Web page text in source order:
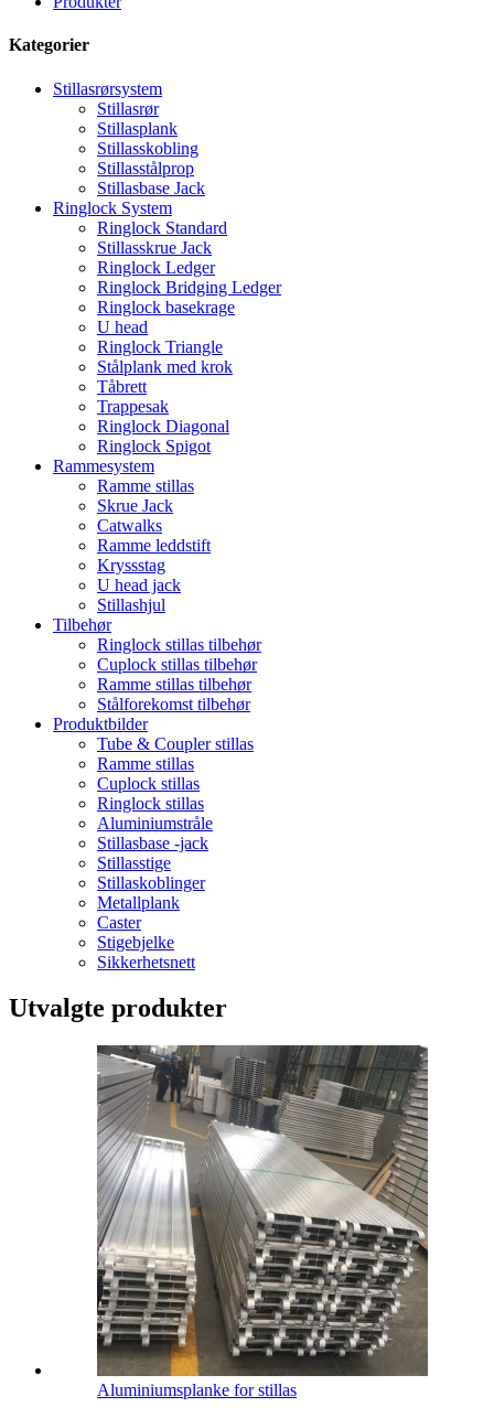
Kategorier
Stillasrørsystem
Stillasrør
Stillasplank
Stillasskobling
Stillasstålprop
Stillasbase Jack
Ringlock System
Ringlock Standard
Stillasskrue Jack
Ringlock Ledger
Ringlock Bridging Ledger
Ringlock basekrage
U head
Ringlock Triangle
Stålplank med krok
Tåbrett
Trappesak
Ringlock Diagonal
Ringlock Spigot
Rammesystem
Ramme stillas
Skrue Jack
Catwalks
Ramme leddstift
Kryssstag
U head jack
Stillashjul
Tilbehør
Ringlock stillas tilbehør
Cuplock stillas tilbehør
Ramme stillas tilbehør
Stålforekomst tilbehør
Produktbilder
Tube & Coupler stillas
Ramme stillas
Cuplock stillas
Ringlock stillas
Aluminiumstråle
Stillasbase -jack
Stillasstige
Stillaskoblinger
Metallplank
Caster
Stigebjelke
Sikkerhetsnett
Utvalgte produkter
Aluminiumsplanke for stillas